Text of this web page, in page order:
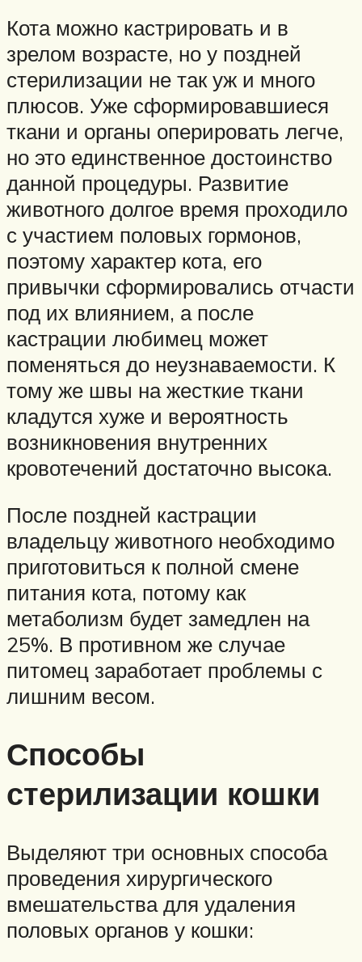
Кота можно кастрировать и в
зрелом возрасте, но у поздней
стерилизации не так уж и много
плюсов. Уже сформировавшиеся
ткани и органы оперировать легче,
но это единственное достоинство
данной процедуры. Развитие
животного долгое время проходило
с участием половых гормонов,
поэтому характер кота, его
привычки сформировались отчасти
под их влиянием, а после
кастрации любимец может
поменяться до неузнаваемости. К
тому же швы на жесткие ткани
кладутся хуже и вероятность
возникновения внутренних
кровотечений достаточно высока.
После поздней кастрации
владельцу животного необходимо
приготовиться к полной смене
питания кота, потому как
метаболизм будет замедлен на
25%. В противном же случае
питомец заработает проблемы с
лишним весом.
Способы
стерилизации кошки
Выделяют три основных способа
проведения хирургического
вмешательства для удаления
половых органов у кошки: